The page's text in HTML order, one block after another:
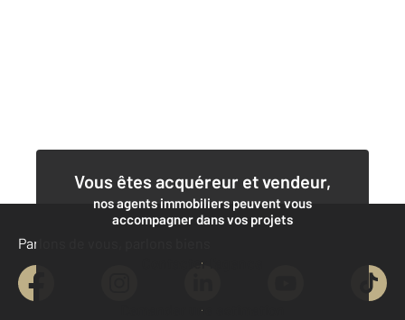
Vous êtes acquéreur et vendeur,
nos agents immobiliers peuvent vous
accompagner dans vos projets
Contacter l'agence
Demander une estimation
Parlons de vous, parlons biens